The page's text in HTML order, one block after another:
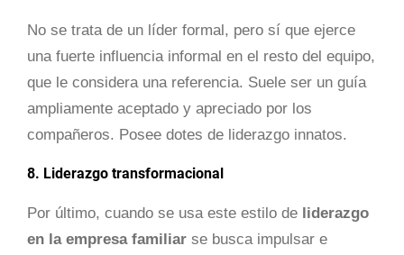
No se trata de un líder formal, pero sí que ejerce
una fuerte influencia informal en el resto del equipo,
que le considera una referencia. Suele ser un guía
ampliamente aceptado y apreciado por los
compañeros. Posee dotes de liderazgo innatos.
8. Liderazgo transformacional
Por último, cuando se usa este estilo de liderazgo
en la empresa familiar se busca impulsar e